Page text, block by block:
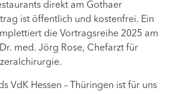
direkt am Gothaer
ist öffentlich und kostenfrei. Ein
die Vortragsreihe 2025 am
med. Jörg Rose, Chefarzt für
VdK Hessen – Thüringen ist für uns